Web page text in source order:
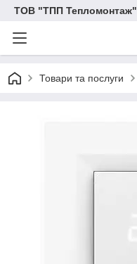
ТОВ "ТПП Тепломонтаж"
Товари та послуги